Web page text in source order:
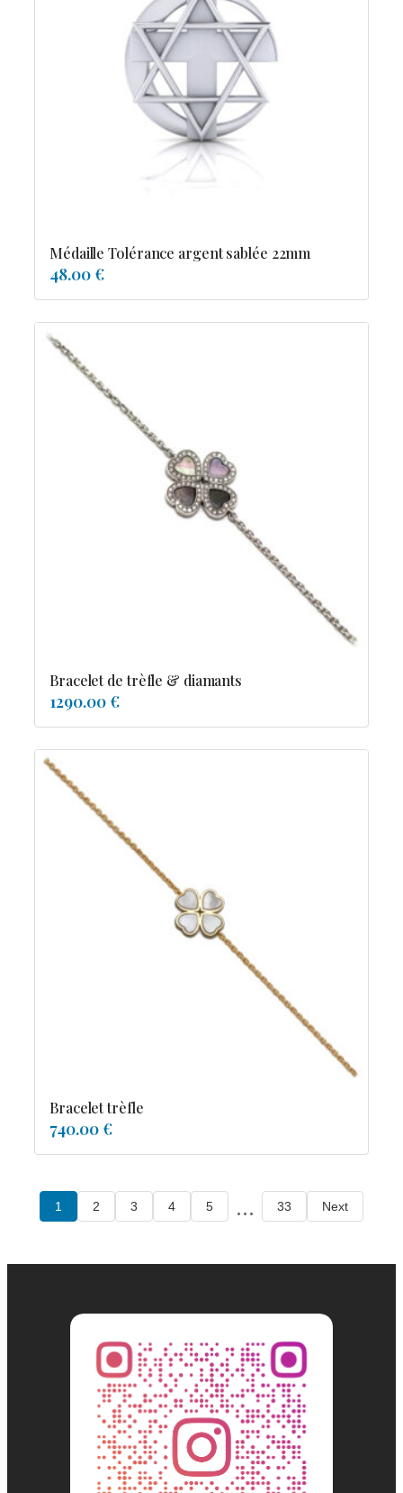
Médaille Tolérance argent sablée 22mm
48.00 €
Bracelet de trèfle & diamants
1290.00 €
Bracelet trèfle
740.00 €
1 2 3 4 5 ... 33 Next